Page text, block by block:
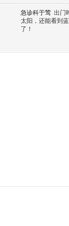
急诊科于莺 出门
太阳，还能看到
了！